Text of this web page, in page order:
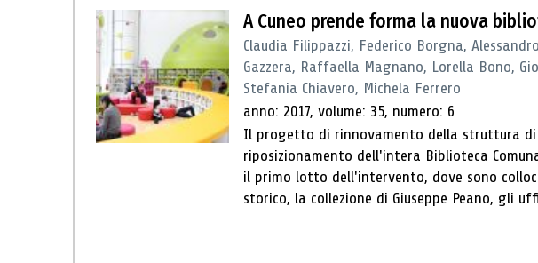
A Cuneo prende forma la nuova
Claudia Filippazzi, Federico Borgna,
Gazzera, Raffaella Magnano, Lorella Bono,
Stefania Chiavero, Michela Ferrero
anno: 2017, volume: 35, numero: 6
Il progetto di rinnovamento della struttura di
riposizionamento dell'intera Biblioteca
il primo lotto dell'intervento, dove sono
storico, la collezione di Giuseppe Peano, gli